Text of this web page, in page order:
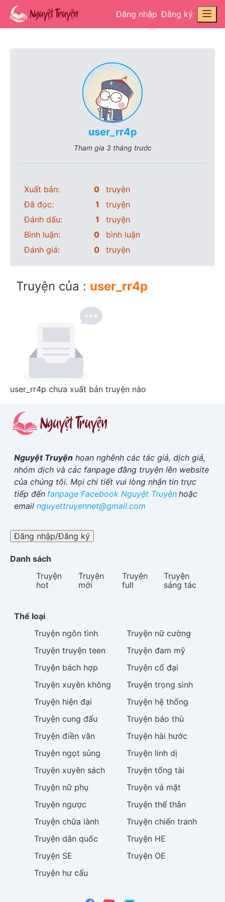
Đăng nhập Đăng ký
user_rr4p
Tham gia 3 tháng trước
Xuất bản: 0
truyện
Đã đọc:
1
truyện
Đánh dấu:
1
truyện
Bình luận:
0
bình luận
Đánh giá:
0 truyện
Truyện của : user_rr4p
user_rr4p chưa xuất bản truyện nào
Nguyệt Truyện hoan nghênh các tác giả, dịch giả,
nhóm dịch và các fanpage đăng truyện lên website
của chúng tôi. Mọi chi tiết vui lòng nhắn tin trực
tiếp đến fanpage Facebook Nguyệt Truyện hoặc
email nguyettruyennet@gmail.com
Đăng nhập/Đăng ký
Danh sách
Truyện
hot
Truyện
mới
Truyện
full
Truyện
sáng tác
Thể loại
Truyện ngôn tình Truyện nữ cường
Truyện truyện teen Truyện đam mỹ
Truyện bách hợp Truyện cổ đại
Truyện xuyên không Truyện trọng sinh
Truyện hiện đại Truyện hệ thống
Truyện cung đấu Truyện báo thù
Truyện điền văn Truyện hài hước
Truyện ngọt sủng Truyện linh dị
Truyện xuyên sách Truyện tổng tài
Truyện nữ phụ Truyện vả mặt
Truyện ngược Truyện thế thân
Truyện chữa lành Truyện chiến tranh
Truyện dân quốc Truyện HE
Truyện SE Truyện OE
Truyện hư cấu